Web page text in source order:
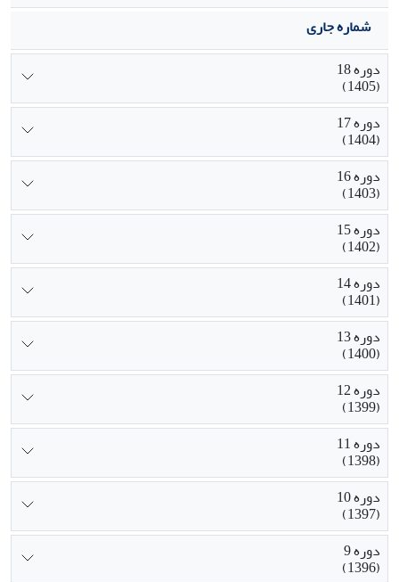
شماره جاری
دوره 18
(1405)
دوره 17
(1404)
دوره 16
(1403)
دوره 15
(1402)
دوره 14
(1401)
دوره 13
(1400)
دوره 12
(1399)
دوره 11
(1398)
دوره 10
(1397)
دوره 9
(1396)